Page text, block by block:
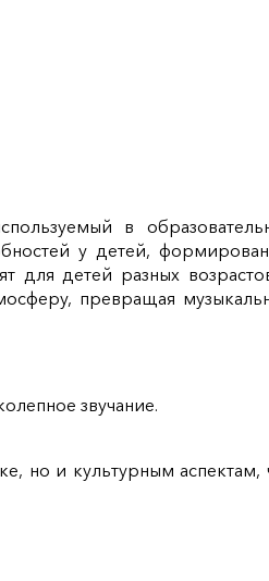
в
у детей,
для детей разных
превращая
звучание.
но и культурным аспектам,